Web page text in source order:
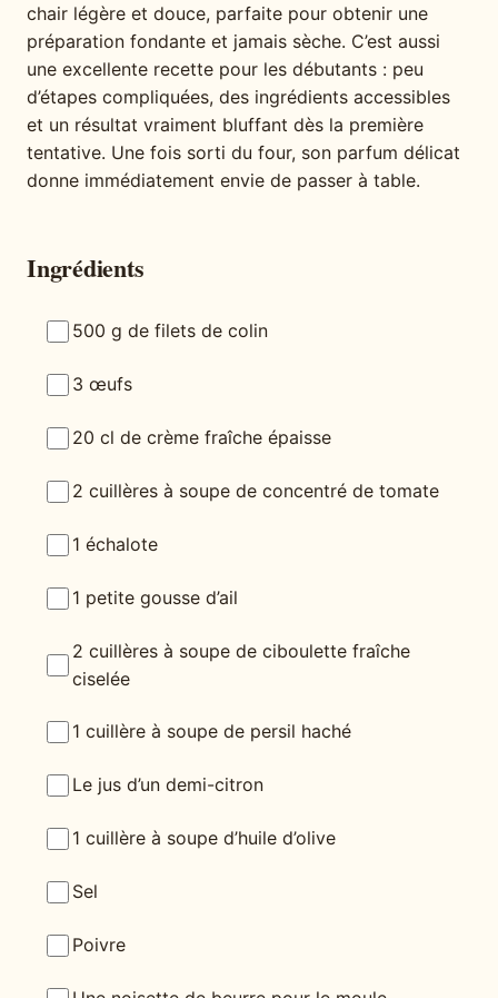
chair légère et douce, parfaite pour obtenir une
préparation fondante et jamais sèche. C’est aussi
une excellente recette pour les débutants : peu
d’étapes compliquées, des ingrédients accessibles
et un résultat vraiment bluffant dès la première
tentative. Une fois sorti du four, son parfum délicat
donne immédiatement envie de passer à table.
Ingrédients
500 g de filets de colin
3 œufs
20 cl de crème fraîche épaisse
2 cuillères à soupe de concentré de tomate
1 échalote
1 petite gousse d’ail
2 cuillères à soupe de ciboulette fraîche
ciselée
1 cuillère à soupe de persil haché
Le jus d’un demi-citron
1 cuillère à soupe d’huile d’olive
Sel
Poivre